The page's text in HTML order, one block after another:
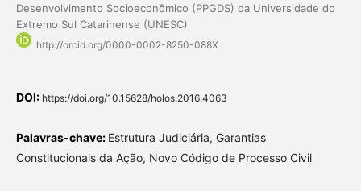
Desenvolvimento Socioeconômico (PPGDS) da Universidade do
Extremo Sul Catarinense (UNESC)
http://orcid.org/0000-0002-8250-088X
DOI: https://doi.org/10.15628/holos.2016.4063
Palavras-chave: Estrutura Judiciária, Garantias
Constitucionais da Ação, Novo Código de Processo Civil